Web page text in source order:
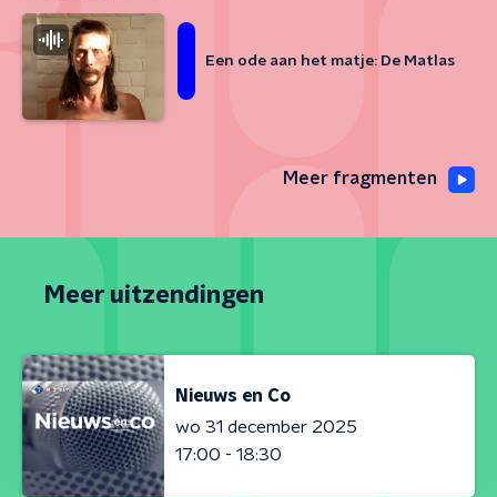
Een ode aan het matje: De Matlas
Meer fragmenten
Meer uitzendingen
Nieuws en Co
wo 31 december 2025
17:00 - 18:30